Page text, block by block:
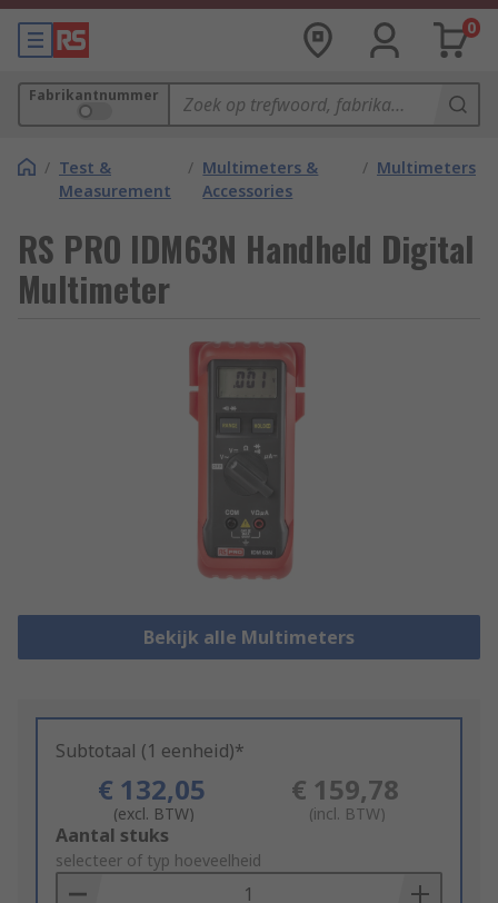
0
Fabrikantnummer
/ Test &
Measurement
/ Multimeters &
Accessories
/ Multimeters
RS PRO IDM63N Handheld Digital
Multimeter
Bekijk alle Multimeters
Subtotaal (1 eenheid)*
€ 132,05
(excl. BTW)
€ 159,78
(incl. BTW)
Add
to
Basket
Aantal stuks
selecteer of typ hoeveelheid